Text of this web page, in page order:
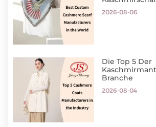
2026-08-06
Die Top 5 Der
Branche
2026-08-04